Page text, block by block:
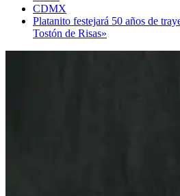
CDMX
Platanito festejará 50 años de
Tostón de Risas»